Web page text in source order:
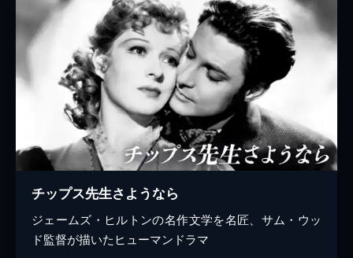
チップス先生さようなら
ジェームズ・ヒルトンの名作文学を名匠、サム・ウッ
ド監督が描いたヒューマンドラマ